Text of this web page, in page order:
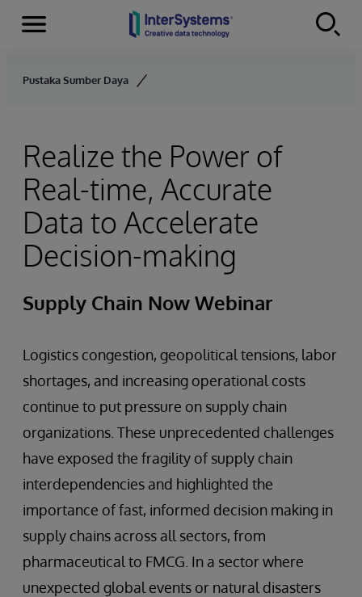
Skip to content
Menu
Pustaka Sumber Daya
Realize the Power of
Real-time, Accurate
Data to Accelerate
Decision-making
Supply Chain Now Webinar
Logistics congestion, geopolitical tensions, labor
shortages, and increasing operational costs
continue to put pressure on supply chain
organizations. These unprecedented challenges
have exposed the fragility of supply chain
interdependencies and highlighted the
importance of fast, informed decision making in
supply chains across all sectors, from
pharmaceutical to FMCG. In a sector where
unexpected global events or natural disasters